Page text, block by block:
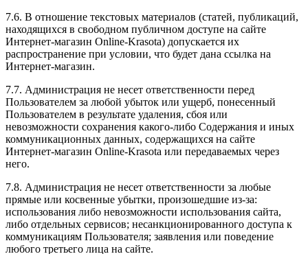
7.6. В отношение текстовых материалов (статей, публикаций,
находящихся в свободном публичном доступе на сайте
Интернет-магазин Online-Krasota) допускается их
распространение при условии, что будет дана ссылка на
Интернет-магазин.
7.7. Администрация не несет ответственности перед
Пользователем за любой убыток или ущерб, понесенный
Пользователем в результате удаления, сбоя или
невозможности сохранения какого-либо Содержания и иных
коммуникационных данных, содержащихся на сайте
Интернет-магазин Online-Krasota или передаваемых через
него.
7.8. Администрация не несет ответственности за любые
прямые или косвенные убытки, произошедшие из-за:
использования либо невозможности использования сайта,
либо отдельных сервисов; несанкционированного доступа к
коммуникациям Пользователя; заявления или поведение
любого третьего лица на сайте.